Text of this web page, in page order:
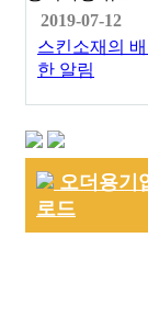
2019-07-12
스킨소재의
한 알림
오더용기
로드